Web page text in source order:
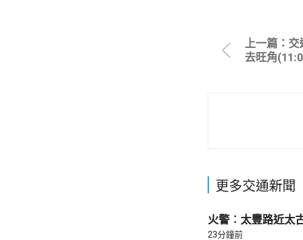
上一篇：
去旺角
更多交通新聞
火警︰太豐路近太
23分鐘前